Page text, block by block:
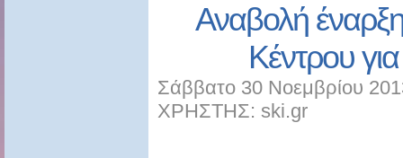
Αναβολή
Κέντρου
Σάββατο 30 Νοεμβρίου
ΧΡΗΣΤΗΣ: ski.gr